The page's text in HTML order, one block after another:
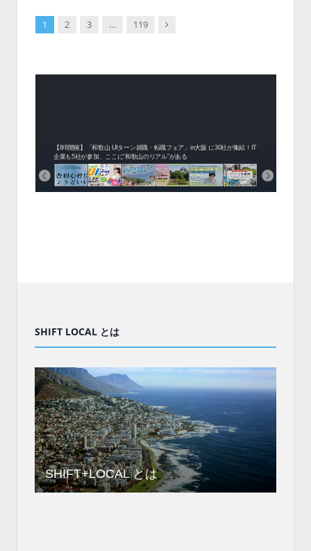
1 2 3 … 119 Next
【8/8開催】「和歌山 UIターン就職・転職フェア」in大阪 に30社が集結！IT
企業も5社が参加、ここに“和歌山のリアル”がある
SHIFT LOCAL とは
SHIFT+LOCAL とは